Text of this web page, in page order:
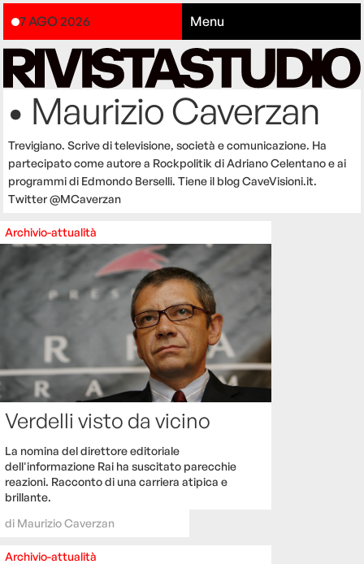
7 AGO 2026 Menu
• Maurizio Caverzan
Trevigiano. Scrive di televisione, società e comunicazione. Ha
partecipato come autore a Rockpolitik di Adriano Celentano e ai
programmi di Edmondo Berselli. Tiene il blog CaveVisioni.it.
Twitter @MCaverzan
Archivio-attualità
Verdelli visto da vicino
La nomina del direttore editoriale
dell'informazione Rai ha suscitato parecchie
reazioni. Racconto di una carriera atipica e
brillante.
di Maurizio Caverzan
Archivio-attualità